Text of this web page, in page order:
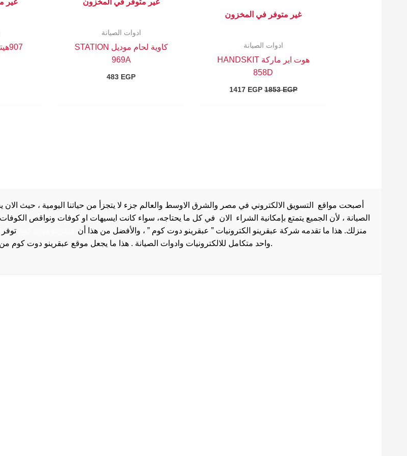
غير متوفر في المخزون
ادوات الصيانة
هوت اير ماركة HANDSKIT
858D
1853EGP
1417 EGP
غير متوفر في المخزون
ادوات الصيانة
كاوية لحام موديل STATION
969A
483 EGP
غير
أصبحت مواقع التسويق الالكتروني في مصر والشرق الاوسط والعالم جزء لا يتجزأ من حياتنا اليومية ، حيث
الصيانة ، لأن الجميع يتمتع بإمكانية الشراء الان في كل ما يحتاجه، سواء كانت ايسيهات او كوفات ونواقص
منزلك. هذا ما تقدمه شركة عبقرينو الكترونيات ” عبقرينو دوت كوم ” ، والأفضل من هذا أن
واحد متكامل للالكترونيات وادوات الصيانة . هذا ما يجعل موقع عبقرينو دوت كوم من أفضل مواقع تسوق عبر الإنترنت في مصر.